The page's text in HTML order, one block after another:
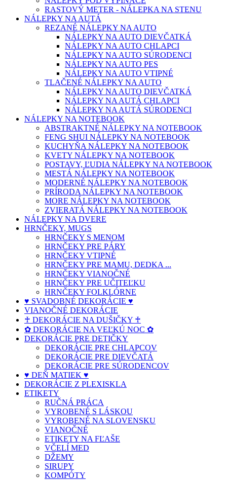
RASTOVÝ METER - NÁLEPKA NA STENU
NÁLEPKY NA AUTÁ
REZANÉ NÁLEPKY NA AUTO
NÁLEPKY NA AUTO DIEVČATKÁ
NÁLEPKY NA AUTO CHLAPCI
NÁLEPKY NA AUTO SÚRODENCI
NÁLEPKY NA AUTO PES
NÁLEPKY NA AUTO VTIPNÉ
TLAČENÉ NÁLEPKY NA AUTO
NÁLEPKY NA AUTO DIEVČATKÁ
NÁLEPKY NA AUTÁ CHLAPCI
NÁLEPKY NA AUTÁ SÚRODENCI
NÁLEPKY NA NOTEBOOK
ABSTRAKTNÉ NÁLEPKY NA NOTEBOOK
FENG SHUI NÁLEPKY NA NOTEBOOK
KUCHYŇA NÁLEPKY NA NOTEBOOK
KVETY NÁLEPKY NA NOTEBOOK
POSTAVY, ĽUDIA NÁLEPKY NA NOTEBOOK
MESTÁ NÁLEPKY NA NOTEBOOK
MODERNÉ NÁLEPKY NA NOTEBOOK
PRÍRODA NÁLEPKY NA NOTEBOOK
MORE NÁLEPKY NA NOTEBOOK
ZVIERATÁ NÁLEPKY NA NOTEBOOK
NÁLEPKY NA DVERE
HRNČEKY, MUGS
HRNČEKY S MENOM
HRNČEKY PRE PÁRY
HRNČEKY VTIPNÉ
HRNČEKY PRE MAMU, DEDKA ...
HRNČEKY VIANOČNÉ
HRNČEKY PRE UČITEĽKU
HRNČEKY FOLKLÓRNE
♥ SVADOBNÉ DEKORÁCIE ♥
VIANOČNÉ DEKORÁCIE
♰ DEKORÁCIE NA DUŠIČKY ♰
✿ DEKORÁCIE NA VEĽKÚ NOC ✿
DEKORÁCIE PRE DETIČKY
DEKORÁCIE PRE CHLAPCOV
DEKORÁCIE PRE DIEVČATÁ
DEKORÁCIE PRE SÚRODENCOV
♥ DEŇ MATIEK ♥
DEKORÁCIE Z PLEXISKLA
ETIKETY
RUČNÁ PRÁCA
VYROBENÉ S LÁSKOU
VYROBENÉ NA SLOVENSKU
VIANOČNÉ
ETIKETY NA FĽAŠE
VČELÍ MED
DŽEMY
SIRUPY
KOMPÓTY